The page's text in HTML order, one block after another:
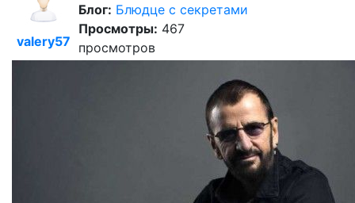
valery57
Блог: Блюдце с секретами
Просмотры: 467
просмотров